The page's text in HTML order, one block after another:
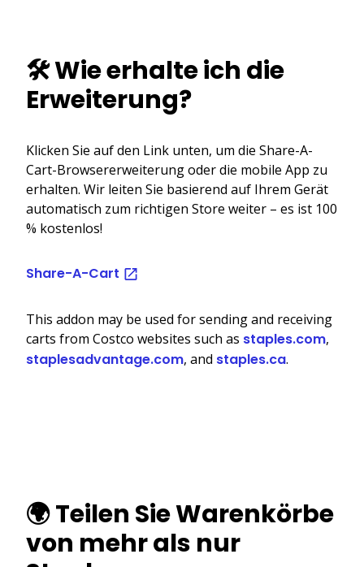
🛠️ Wie erhalte ich die
Erweiterung?
Klicken Sie auf den Link unten, um die Share-A-
Cart-Browsererweiterung oder die mobile App zu
erhalten. Wir leiten Sie basierend auf Ihrem Gerät
automatisch zum richtigen Store weiter – es ist 100
% kostenlos!
Share-A-Cart
This addon may be used for sending and receiving
carts from Costco websites such as staples.com,
staplesadvantage.com, and staples.ca.
🌍 Teilen Sie Warenkörbe
von mehr als nur